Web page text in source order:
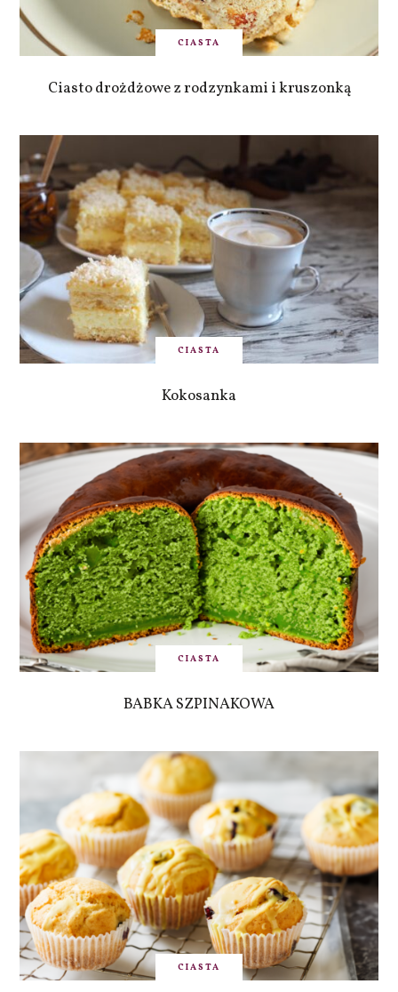
CIASTA
Ciasto drożdżowe z rodzynkami i kruszonką
CIASTA
Kokosanka
CIASTA
BABKA SZPINAKOWA
CIASTA